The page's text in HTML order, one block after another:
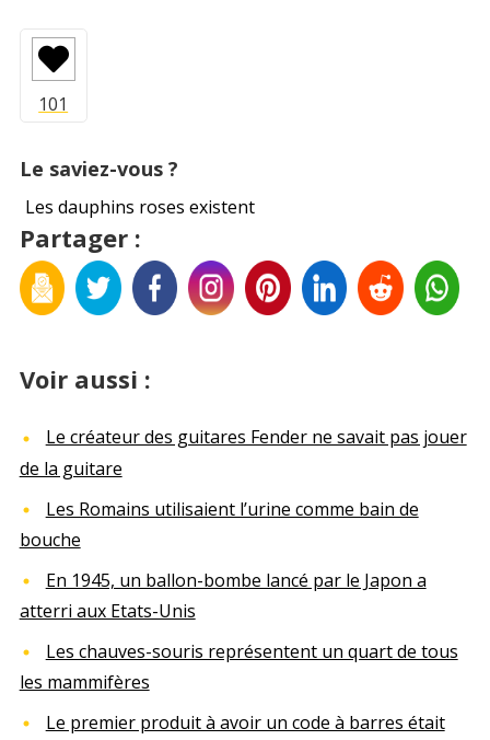
Le saviez-vous ?
Les dauphins roses existent
Partager :
Voir aussi :
Le créateur des guitares Fender ne savait pas jouer
de la guitare
Les Romains utilisaient l’urine comme bain de
bouche
En 1945, un ballon-bombe lancé par le Japon a
atterri aux Etats-Unis
Les chauves-souris représentent un quart de tous
les mammifères
Le premier produit à avoir un code à barres était